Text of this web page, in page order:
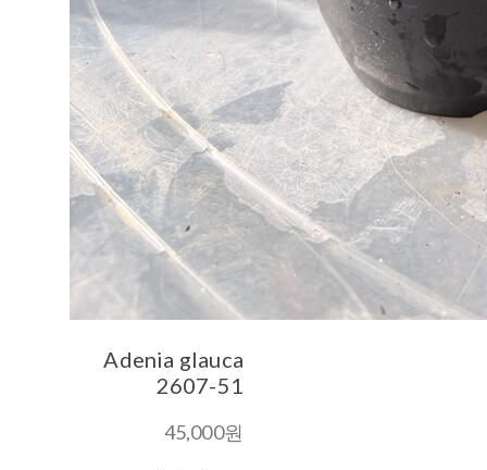
Adenia glauca
2607-51
45,000원